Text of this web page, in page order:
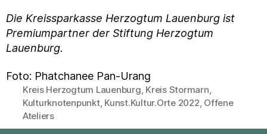
Die Kreissparkasse Herzogtum Lauenburg ist
Premiumpartner der Stiftung Herzogtum
Lauenburg.
Foto: Phatchanee Pan-Urang
Schlagwörter
Kreis Herzogtum Lauenburg, Kreis Stormarn,
Kulturknotenpunkt, Kunst.Kultur.Orte 2022, Offene
Ateliers